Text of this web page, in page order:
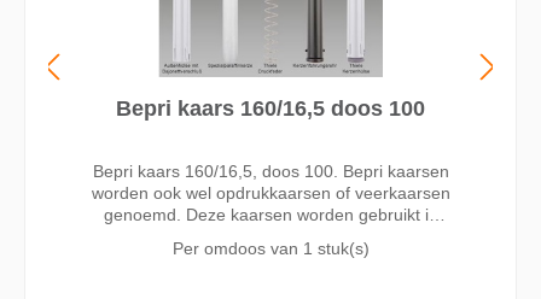
Bepri kaars 160/16,5 doos 100
Bepri kaars 160/16,5, doos 100. Bepri kaarsen
worden ook wel opdrukkaarsen of veerkaarsen
genoemd. Deze kaarsen worden gebruikt in
bepri houder houdt de kaars op de juiste
Per omdoos van 1 stuk(s)